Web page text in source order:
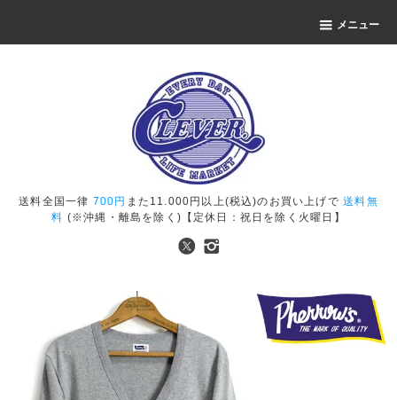
メニュー
送料全国一律 700円 また11.000円以上(税込)のお買い上げで送料無
料 (※沖縄・離島を除く)【定休日：祝日を除く火曜日】